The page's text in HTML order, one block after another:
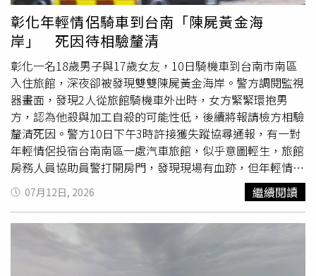
人在其中一間店面門口拍門嬉鬧，隨後一名36歲男子持刀從
店內走出，在巷口刺傷瑞瑞。瑞瑞今年3月底正式註冊成為
國家田徑運動員，不料卻慘死刀下。（圖／翻攝自微博）史
女士表示，自己當天凌晨2時27分接獲通知後，立刻驅車
100多公里趕往醫院。她見到兒子時，瑞瑞已躺在加護病
房，因失血過多準備轉院治療。孩子只對她說了「媽媽，我
好疼」、「想喝水」，之後便因傷勢過重離世。根據驗屍結
果，瑞瑞因銳器刺入右胸，造成右肺破裂及大量出血死亡。
史女士指出，事發場所已營業超過20年，案發後仍持續營
業。她與律師至今未看過完整監視器畫面，只看見兒子倒地
後的影像，無法確認拍門過程及行兇經過。她也表示，當地
不少青少年都知道該場所風氣複雜，過去曾發生工作人員持
刀恐嚇青少年的情況。「孩子拍門嬉鬧確實有錯，我們願意
承認，但錯不至於賠上一條命。」史女士哽咽表示，兒子生
彰化年輕情侶騎車到台南「陳屍黃金海
岸」 死因待相驗釐清
彰化一名18歲男子與17歲女友，10日騎機車到台南市南區
入住旅館，深夜卻被發現雙雙陳屍黃金海岸。警方調閱監視
器畫面，發現2人從旅館騎機車外出時，女方緊緊環抱男
方，認為他殺與加工自殺的可能性低，後續將報請檢方相驗
釐清死因。警方10日下午3時許接獲失蹤協尋通報，有一對
年輕情侶投宿台南南區一處汽車旅館，似乎意圖輕生，旅館
房務人員協助員警打開房門，發現現場有血跡，但年輕情侶
不在房間內，只有皮夾、證件、金項鍊、金戒指放在床上。
相關監視器畫面顯示，年輕情侶騎車出門時並無異狀，女子
也在後座環抱男友。警方進一步追查，2人騎機車往黃金海
岸方向行駛，發現機車就停在黃金海岸船屋旁。警方緊急通
07月12日, 2026 繼續閱讀